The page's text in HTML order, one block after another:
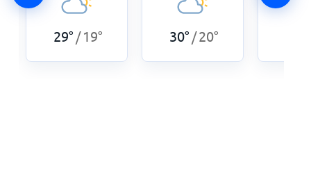
29° /19° 30° /20°